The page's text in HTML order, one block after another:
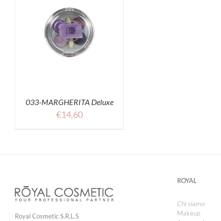
033-MARGHERITA Deluxe
€14,60
Royal Cosmetic S.R.L.S
ROYAL
Chi siamo
Makeup